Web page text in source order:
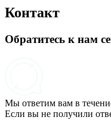
Контакт
Обратитесь к нам
Мы ответим вам в
Если вы не получили